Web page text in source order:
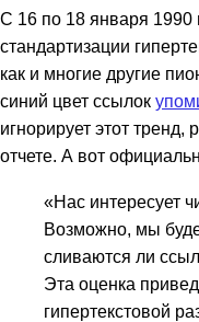
С 16 по 18 января 1990
стандартизации
как и многие другие
синий цвет ссылок
игнорирует этот
отчете. А вот
«Нас интересует
Возможно, мы
сливаются ли
Эта оценка
гипертекстовой